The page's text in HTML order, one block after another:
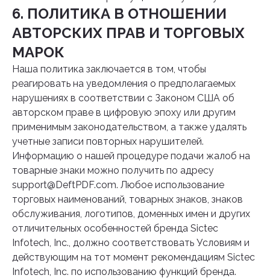
6. ПОЛИТИКА В ОТНОШЕНИИ
АВТОРСКИХ ПРАВ И ТОРГОВЫХ
МАРОК
Наша политика заключается в том, чтобы
реагировать на уведомления о предполагаемых
нарушениях в соответствии с Законом США об
авторском праве в цифровую эпоху или другим
применимым законодательством, а также удалять
учетные записи повторных нарушителей.
Информацию о нашей процедуре подачи жалоб на
товарные знаки можно получить по адресу
support@DeftPDF.com. Любое использование
торговых наименований, товарных знаков, знаков
обслуживания, логотипов, доменных имен и других
отличительных особенностей бренда Sictec
Infotech, Inc., должно соответствовать Условиям и
действующим на тот момент рекомендациям Sictec
Infotech, Inc. по использованию функций бренда.